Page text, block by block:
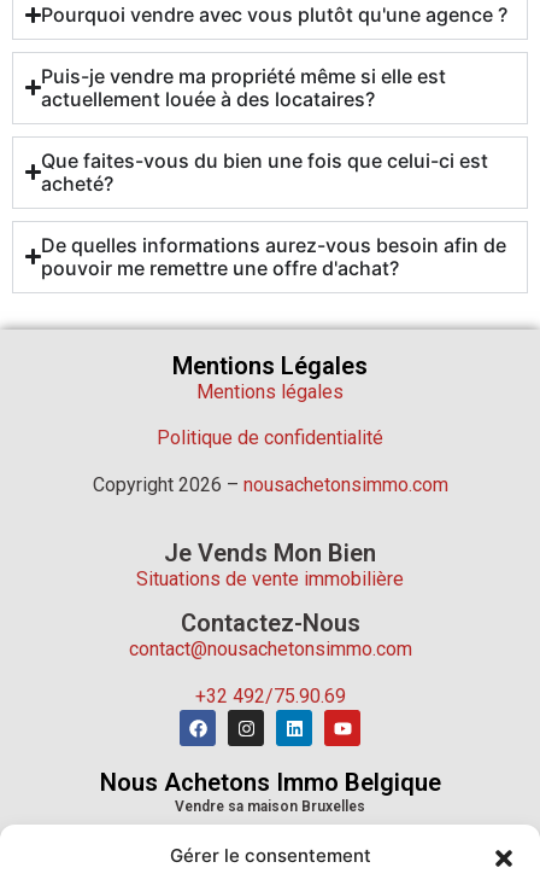
Gérer le consentement
Pourquoi vendre avec vous plutôt qu'une agence ?
Puis-je vendre ma propriété même si elle est
actuellement louée à des locataires?
Que faites-vous du bien une fois que celui-ci est
acheté?
De quelles informations aurez-vous besoin afin de
pouvoir me remettre une offre d'achat?
Mentions Légales
Mentions légales
Politique de confidentialité
Copyright 2026 – nousachetonsimmo.com
Je Vends Mon Bien
Situations de vente immobilière
Contactez-Nous
contact@nousachetonsimmo.com
+32 492/75.90.69
Nous Achetons Immo Belgique
Vendre sa maison Bruxelles
Vendre sa maison Province de Liège